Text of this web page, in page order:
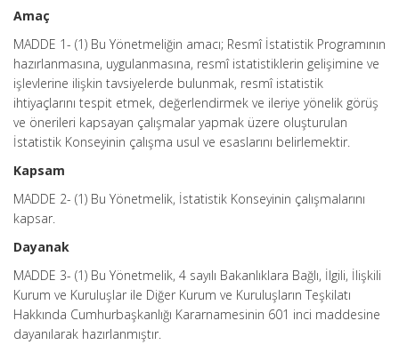
Amaç
MADDE 1- (1) Bu Yönetmeliğin amacı; Resmî İstatistik Programının
hazırlanmasına, uygulanmasına, resmî istatistiklerin gelişimine ve
işlevlerine ilişkin tavsiyelerde bulunmak, resmî istatistik
ihtiyaçlarını tespit etmek, değerlendirmek ve ileriye yönelik görüş
ve önerileri kapsayan çalışmalar yapmak üzere oluşturulan
İstatistik Konseyinin çalışma usul ve esaslarını belirlemektir.
Kapsam
MADDE 2- (1) Bu Yönetmelik, İstatistik Konseyinin çalışmalarını
kapsar.
Dayanak
MADDE 3- (1) Bu Yönetmelik, 4 sayılı Bakanlıklara Bağlı, İlgili, İlişkili
Kurum ve Kuruluşlar ile Diğer Kurum ve Kuruluşların Teşkilatı
Hakkında Cumhurbaşkanlığı Kararnamesinin 601 inci maddesine
dayanılarak hazırlanmıştır.